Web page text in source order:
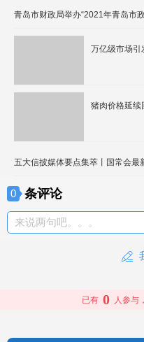
青岛市财政局举办“2021年青岛市
万亿级市场引
猪肉价格延
五大信披媒体要点集萃丨国常会最
0 条评论
来说两句吧。。。
已有 0 人参与